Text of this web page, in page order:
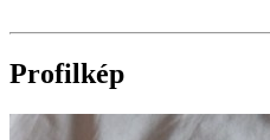
Profilkép